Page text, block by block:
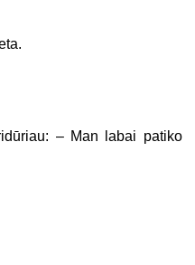
– Man labai patiko